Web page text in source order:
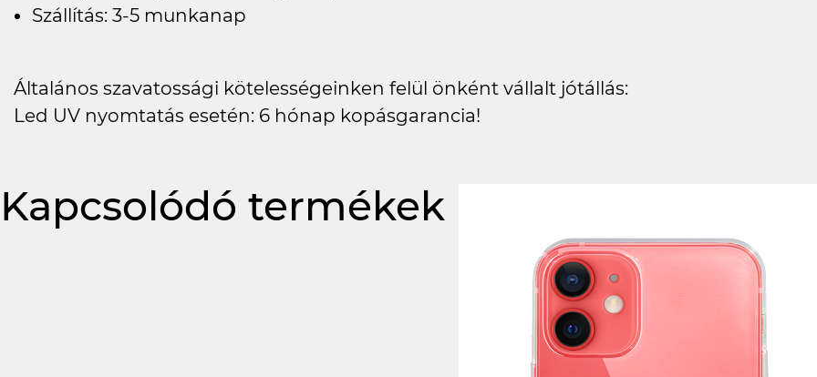
Szállítás: 3-5 munkanap
Általános szavatossági kötelességeinken felül önként vállalt jótállás:
Led UV nyomtatás esetén: 6 hónap kopásgarancia!
Kapcsolódó termékek